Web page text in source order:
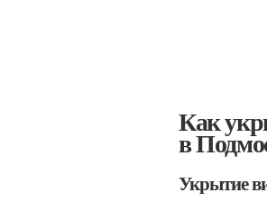
Как
в
Укрытие